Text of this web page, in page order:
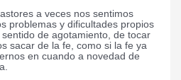
a veces nos sentimos
problemas y dificultades propios
de agotamiento, de tocar
sacar de la fe, como si la fe ya
en cuando a novedad de